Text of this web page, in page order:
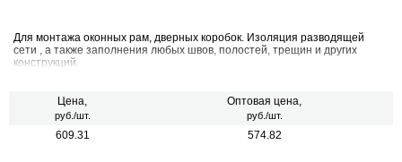
Для монтажа оконных рам, дверных коробок. Изоляция разводящей
сети , а также заполнения любых швов, полостей, трещин и других
конструкций.
Цена,
руб./шт.
Оптовая цена,
руб./шт.
609.31 574.82